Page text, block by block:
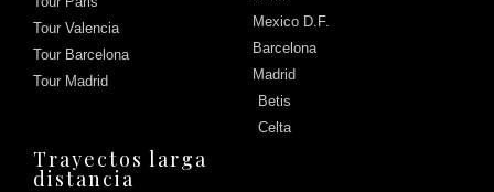
Tour Valencia
Tour Barcelona
Tour Madrid
Mexico D.F.
Barcelona
Madrid
Betis
Celta
Trayectos larga
distancia